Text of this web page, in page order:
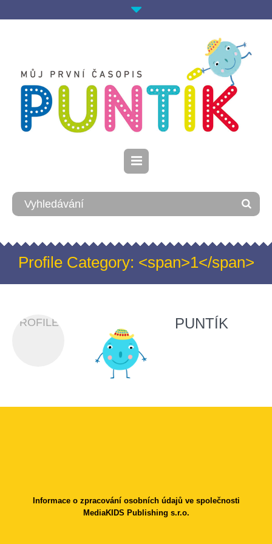
Profile Category: <span>1</span>
PROFILES PUNTÍK
Informace o zpracování osobních údajů ve společnosti
MediaKIDS Publishing s.r.o.